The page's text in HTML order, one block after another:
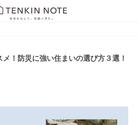
！防災に強い住まいの選び方３選！